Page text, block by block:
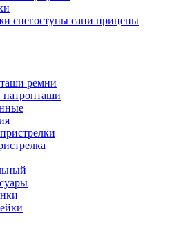
снегоступы сани прицепы
ремни